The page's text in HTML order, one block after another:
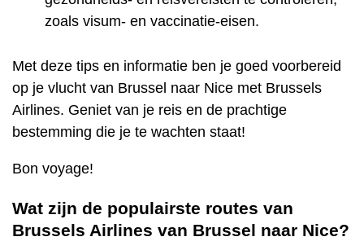
zoals visum- en vaccinatie-eisen.
Met deze tips en informatie ben je goed voorbereid
op je vlucht van Brussel naar Nice met Brussels
Airlines. Geniet van je reis en de prachtige
bestemming die je te wachten staat!
Bon voyage!
Wat zijn de populairste routes van
Brussels Airlines van Brussel naar Nice?